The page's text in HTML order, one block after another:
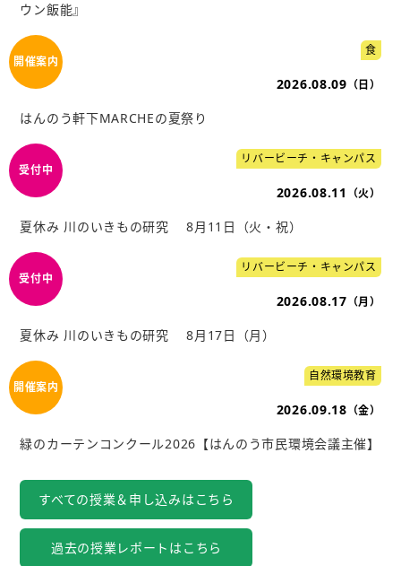
ウン飯能』
食
2026.08.09 （日）
はんのう軒下MARCHEの夏祭り
リバービーチ・キャンパス
2026.08.11 （火）
夏休み 川のいきもの研究 8月11日（火・祝）
リバービーチ・キャンパス
2026.08.17 （月）
夏休み 川のいきもの研究 8月17日（月）
自然環境教育
2026.09.18 （金）
緑のカーテンコンクール2026【はんのう市民環境会議主催】
すべての授業＆申し込みはこちら
過去の授業レポートはこちら